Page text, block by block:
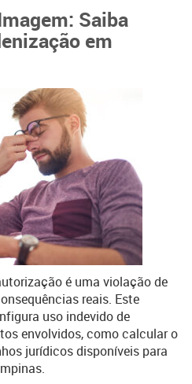
Saiba
em
é uma violação de
reais. Este
uso indevido de
envolvidos, como calcular o
jurídicos disponíveis para